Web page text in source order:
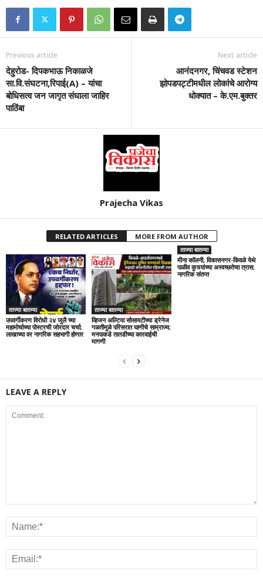
Previous article
देहुरोड- दिपकभाऊ निकाळजे
सा.वि.संघटना,रिपाई(A) – यांचा
बोधिसत्व जन जागृत संघाला जाहिर
पाठिंबा
Next article
आनंदनगर, चिंचवड स्टेशन
झोपडपट्टीमधील लोकांचे आरोग्य
धोक्यात – के.एम.बुक्तर
Prajecha Vikas
RELATED ARTICLES MORE FROM AUTHOR
ताज्या बातम्या
उपवर्गीकरण विरोधी २४ जुलै च्या
महामोर्चाच्या पोस्टरची जोरदार चर्चा;
लाखाच्या वर नागरिक सहभागी होणार
ताज्या बातम्या
व्हिजन अल्टिया सोसायटीच्या ड्रेनेज
गळतीमुळे परिसरात घाणीचे साम्राज्य;
मनपाकडे तातडीच्या कारवाईची
मागणी
ताज्या बातम्या
मीना कॉलनी, विकासनगर-किवळे येथे
पाळीव कुत्र्यांच्या अस्वच्छतेचा त्रास;
नागरिक संतप्त
LEAVE A REPLY